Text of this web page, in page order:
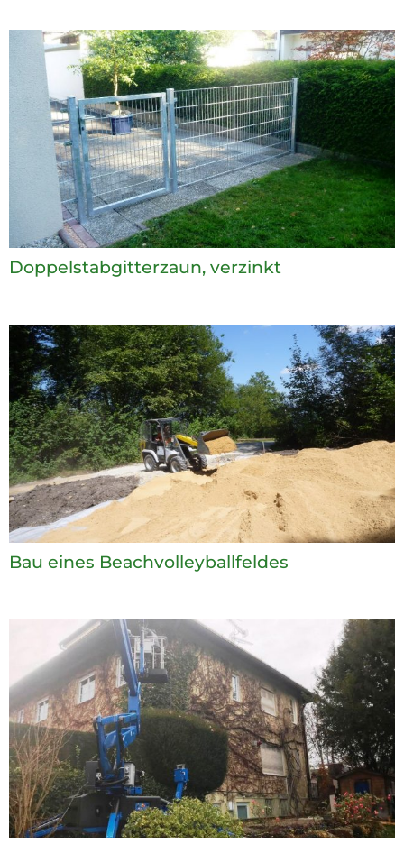
Doppelstabgitterzaun, verzinkt
Bau eines Beachvolleyballfeldes